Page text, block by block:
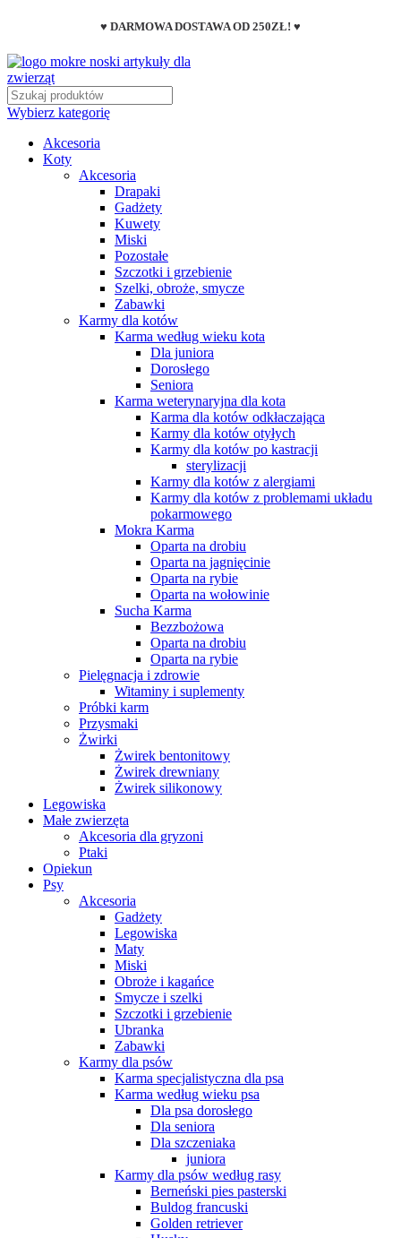
♥ DARMOWA DOSTAWA OD 250ZŁ! ♥
Wybierz kategorię
Akcesoria
Koty
Akcesoria
Drapaki
Gadżety
Kuwety
Miski
Pozostałe
Szczotki i grzebienie
Szelki, obroże, smycze
Zabawki
Karmy dla kotów
Karma według wieku kota
Dla juniora
Dorosłego
Seniora
Karma weterynaryjna dla kota
Karma dla kotów odkłaczająca
Karmy dla kotów otyłych
Karmy dla kotów po kastracji
sterylizacji
Karmy dla kotów z alergiami
Karmy dla kotów z problemami układu
pokarmowego
Mokra Karma
Oparta na drobiu
Oparta na jagnięcinie
Oparta na rybie
Oparta na wołowinie
Sucha Karma
Bezzbożowa
Oparta na drobiu
Oparta na rybie
Pielęgnacja i zdrowie
Witaminy i suplementy
Próbki karm
Przysmaki
Żwirki
Żwirek bentonitowy
Żwirek drewniany
Żwirek silikonowy
Legowiska
Małe zwierzęta
Akcesoria dla gryzoni
Ptaki
Opiekun
Psy
Akcesoria
Gadżety
Legowiska
Maty
Miski
Obroże i kagańce
Smycze i szelki
Szczotki i grzebienie
Ubranka
Zabawki
Karmy dla psów
Karma specjalistyczna dla psa
Karma według wieku psa
Dla psa dorosłego
Dla seniora
Dla szczeniaka
juniora
Karmy dla psów według rasy
Berneński pies pasterski
Buldog francuski
Golden retriever